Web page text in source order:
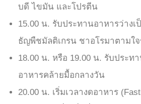
บดี ไขมัน และโปรตีน
15.00 น. รับประทานอาหารว่าง
ธัญพืชมัลติเกรน ชาอโรมาตามใ
18.00 น. หรือ 19.00 น. รับประท
อาหารคล้ายมื้อกลางวัน
20.00 น. เริ่มเวลางดอาหาร